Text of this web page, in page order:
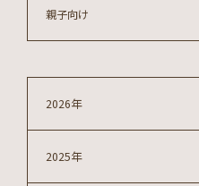
親子向け
2026年
2025年